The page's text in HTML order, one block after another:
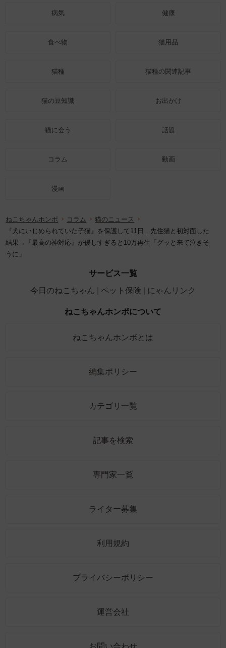
病気 健康
食べ物 猫用品
猫種 猫種の関連記事
猫の豆知識 お出かけ
猫に会う 話題
コラム 動画
漫画
ねこちゃんホンポ コラム
猫のニュース
『犬にいじめられていた子猫』を保護して11日…先住猫と初対面した
結果→『最高の神対応』が優しすぎると10万再生「グッと来て泣きそ
うに」
サービス一覧
今日のねこちゃん
ペット保険 にゃんリンク
ねこちゃんホンポについて
ねこちゃんホンポとは
編集ポリシー
カテゴリ一覧
記事を検索
専門家一覧
ライター募集
利用規約
プライバシーポリシー
運営会社
お問い合わせ